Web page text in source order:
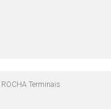
Terminais